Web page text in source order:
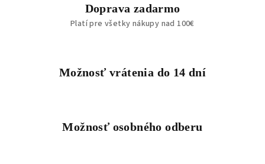
Doprava zadarmo
Platí pre všetky nákupy nad 100€
Možnosť vrátenia do 14 dní
Možnosť osobného odberu